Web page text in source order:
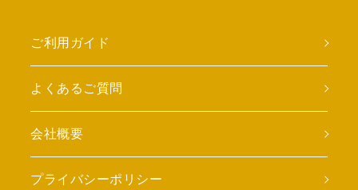
ご利用ガイド
よくあるご質問
会社概要
プライバシーポリシー